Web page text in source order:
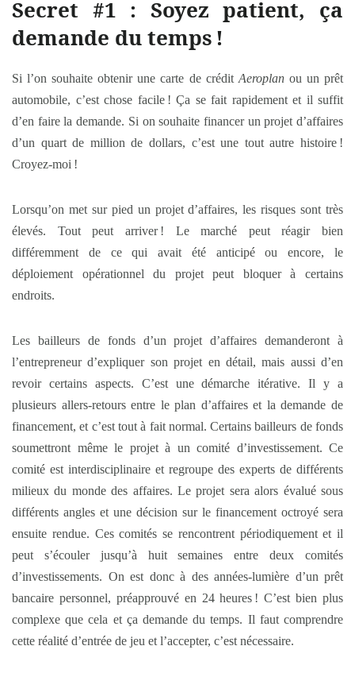
Secret #1 : Soyez patient, ça
demande du temps!
Si l’on souhaite obtenir une carte de crédit Aeroplanou un prêt
automobile, c’est chose facile ! Ça se fait rapidement et il suffit
d’en faire la demande. Si on souhaite financer un projet d’affaires
d’un quart de million de dollars, c’est une tout autre histoire !
Croyez-moi !
Lorsqu’on met sur pied un projet d’affaires, les risques sont très
élevés. Tout peut arriver ! Le marché peut réagir bien
différemment de ce qui avait été anticipé ou encore, le
déploiement opérationnel du projet peut bloquer à certains
endroits.
Les bailleurs de fonds d’un projet d’affaires demanderont à
l’entrepreneur d’expliquer son projet en détail, mais aussi d’en
revoir certains aspects. C’est une démarche itérative. Il y a
plusieurs allers-retours entre le plan d’affaires et la demande de
financement, et c’est tout à fait normal. Certains bailleurs de fonds
soumettront même le projet à un comité d’investissement. Ce
comité est interdisciplinaire et regroupe des experts de différents
milieux du monde des affaires. Le projet sera alors évalué sous
différents angles et une décision sur le financement octroyé sera
ensuite rendue. Ces comités se rencontrent périodiquement et il
peut s’écouler jusqu’à huit semaines entre deux comités
d’investissements. On est donc à des années-lumière d’un prêt
bancaire personnel, préapprouvé en 24 heures ! C’est bien plus
complexe que cela et ça demande du temps. Il faut comprendre
cette réalité d’entrée de jeu et l’accepter, c’est nécessaire.